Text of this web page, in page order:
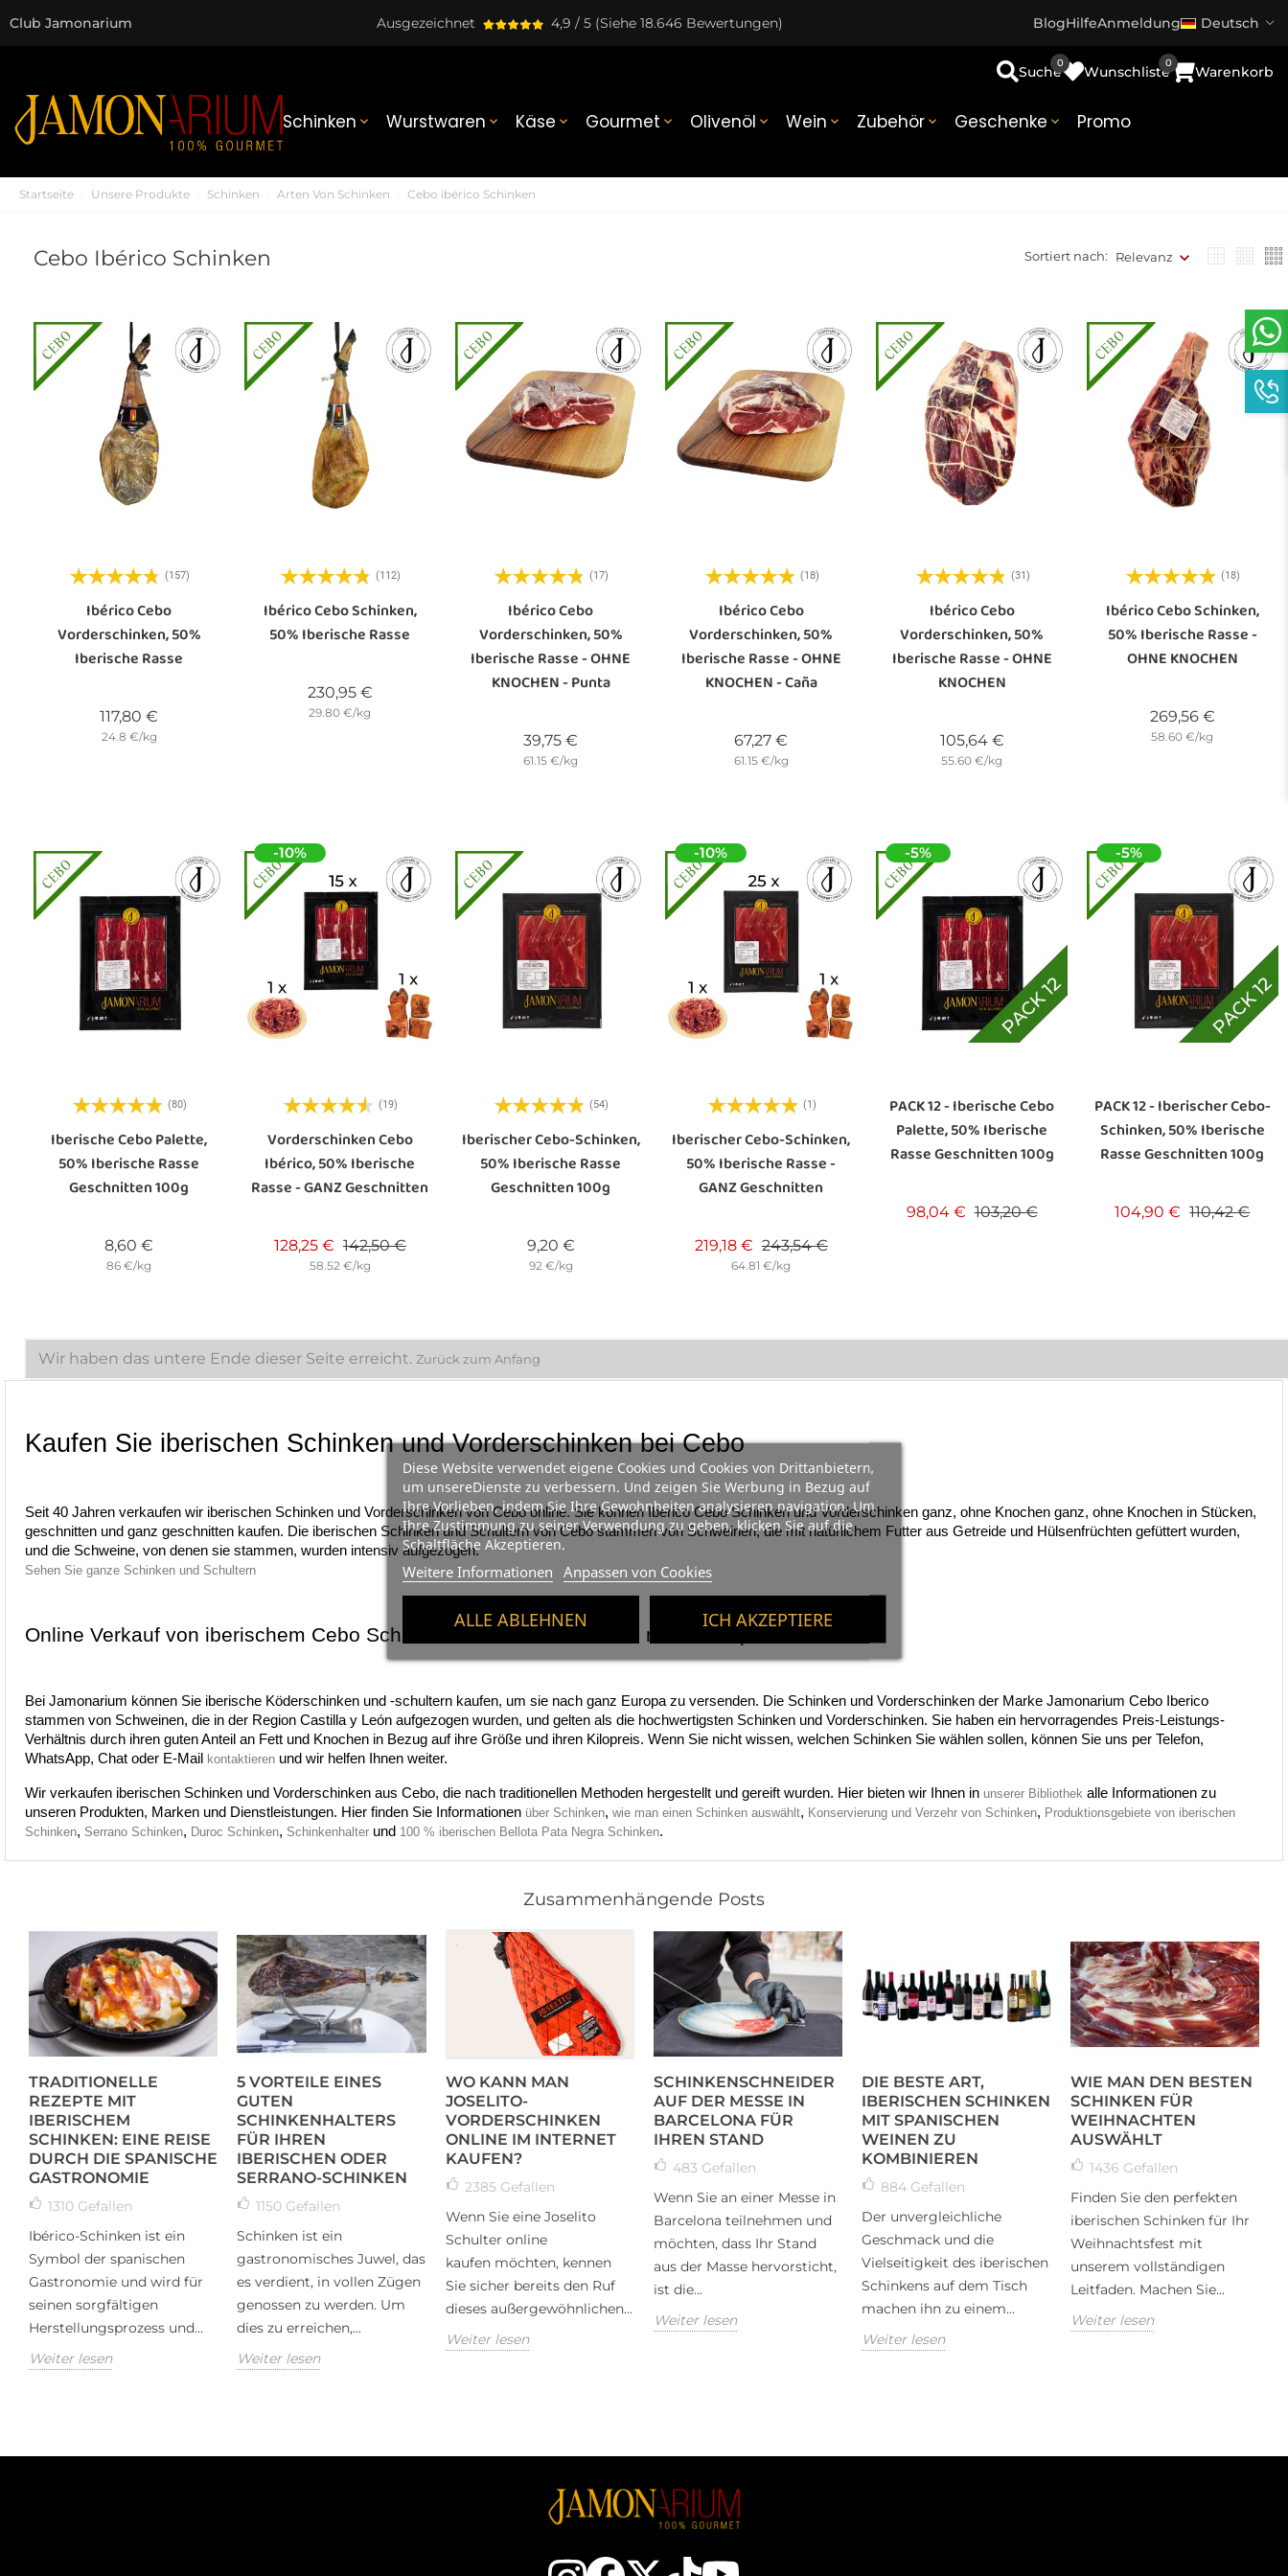
Diese Website verwendet eigene Cookies und Cookies von Drittanbietern,
um unsereDienste zu verbessern. Und zeigen Sie Werbung in Bezug auf
Ihre Vorlieben, indem Sie Ihre Gewohnheiten analysieren navigation. Um
Ihre Zustimmung zu seiner Verwendung zu geben, klicken Sie auf die
Schaltfläche Akzeptieren.
Weitere Informationen Anpassen von Cookies
ALLE ABLEHNEN ICH AKZEPTIERE
Club Jamonarium Ausgezeichnet 4,9 / 5 (Siehe 18.646 Bewertungen) BlogHilfeAnmeldung Deutsch
Schinken  Wurstwaren  Käse  Gourmet  Olivenöl  Wein  Zubehör  Geschenke  Promo
Suche Wunschliste
0
Warenkorb
0
Startseite Unsere Produkte Schinken Arten Von Schinken Cebo ibérico Schinken
Cebo Ibérico Schinken Sortiert nach: Relevanz
(157)
Ibérico Cebo
Vorderschinken, 50%
Iberische Rasse
117,80 €
24.8 €/kg
(112)
Ibérico Cebo Schinken,
50% Iberische Rasse
230,95 €Preis
29.80 €/kg
(17)
Ibérico Cebo
Vorderschinken, 50%
Iberische Rasse - OHNE
KNOCHEN - Punta
39,75 €
61.15 €/kg
(18)
Ibérico Cebo
Vorderschinken, 50%
Iberische Rasse - OHNE
KNOCHEN - Caña
67,27 €
61.15 €/kg
(31)
Ibérico Cebo
Vorderschinken, 50%
Iberische Rasse - OHNE
KNOCHEN
105,64 €Preis
55.60 €/kg
(18)
Ibérico Cebo Schinken,
50% Iberische Rasse -
OHNE KNOCHEN
269,56 €Preis
58.60 €/kg
(80)
Iberische Cebo Palette,
50% Iberische Rasse
Geschnitten 100g
8,60 €
86 €/kg
-10%
(19)
Vorderschinken Cebo
Ibérico, 50% Iberische
Rasse - GANZ Geschnitten
128,25 € Verkaufspreis
142,50 €Preis
58.52 €/kg
(54)
Iberischer Cebo-Schinken,
50% Iberische Rasse
Geschnitten 100g
9,20 €Preis
92 €/kg
-10%
(1)
Iberischer Cebo-Schinken,
50% Iberische Rasse -
GANZ Geschnitten
219,18 € Verkaufspreis
243,54 €Preis
64.81 €/kg
-5%
PACK 12 - Iberische Cebo
Palette, 50% Iberische
Rasse Geschnitten 100g
98,04 € Verkaufspreis
103,20 €Preis
-5%
PACK 12 - Iberischer Cebo-
Schinken, 50% Iberische
Rasse Geschnitten 100g
104,90 € Verkaufspreis
110,42 €Preis
Wir haben das untere Ende dieser Seite erreicht. Zurück zum Anfang
Kaufen Sie iberischen Schinken und Vorderschinken bei Cebo
Seit 40 Jahren verkaufen wir iberischen Schinken und Vorderschinken von Cebo online. Sie können Iberico Cebo Schinken und Vorderschinken ganz, ohne Knochen ganz, ohne Knochen in Stücken,
geschnitten und ganz geschnitten kaufen. Die iberischen Schinken und Schultern von Cebo stammen von Schweinen, die mit natürlichem Futter aus Getreide und Hülsenfrüchten gefüttert wurden,
und die Schweine, von denen sie stammen, wurden intensiv aufgezogen.
Sehen Sie ganze Schinken und Schultern
Online Verkauf von iberischem Cebo Schinken und Vorderschinken nach Europa
Bei Jamonarium können Sie iberische Köderschinken und -schultern kaufen, um sie nach ganz Europa zu versenden. Die Schinken und Vorderschinken der Marke Jamonarium Cebo Iberico
stammen von Schweinen, die in der Region Castilla y León aufgezogen wurden, und gelten als die hochwertigsten Schinken und Vorderschinken. Sie haben ein hervorragendes Preis-Leistungs-
Verhältnis durch ihren guten Anteil an Fett und Knochen in Bezug auf ihre Größe und ihren Kilopreis. Wenn Sie nicht wissen, welchen Schinken Sie wählen sollen, können Sie uns per Telefon,
WhatsApp, Chat oder E-Mail kontaktieren und wir helfen Ihnen weiter.
Wir verkaufen iberischen Schinken und Vorderschinken aus Cebo, die nach traditionellen Methoden hergestellt und gereift wurden. Hier bieten wir Ihnen in unserer Bibliothek alle Informationen zu
unseren Produkten, Marken und Dienstleistungen. Hier finden Sie Informationen über Schinken, wie man einen Schinken auswählt, Konservierung und Verzehr von Schinken, Produktionsgebiete von iberischen
Schinken, Serrano Schinken, Duroc Schinken, Schinkenhalter und 100 % iberischen Bellota Pata Negra Schinken.
Zusammenhängende Posts
TRADITIONELLE
REZEPTE MIT
IBERISCHEM
SCHINKEN: EINE REISE
DURCH DIE SPANISCHE
GASTRONOMIE
1310 Gefallen
Ibérico-Schinken ist ein
Symbol der spanischen
Gastronomie und wird für
seinen sorgfältigen
Herstellungsprozess und...
Weiter lesen
5 VORTEILE EINES
GUTEN
SCHINKENHALTERS
FÜR IHREN
IBERISCHEN ODER
SERRANO-SCHINKEN
1150 Gefallen
Schinken ist ein
gastronomisches Juwel, das
es verdient, in vollen Zügen
genossen zu werden. Um
dies zu erreichen,...
Weiter lesen
WO KANN MAN
JOSELITO-
VORDERSCHINKEN
ONLINE IM INTERNET
KAUFEN?
2385 Gefallen
Wenn Sie eine Joselito
Schulter online
kaufen möchten, kennen
Sie sicher bereits den Ruf
dieses außergewöhnlichen...
Weiter lesen
SCHINKENSCHNEIDER
AUF DER MESSE IN
BARCELONA FÜR
IHREN STAND
483 Gefallen
Wenn Sie an einer Messe in
Barcelona teilnehmen und
möchten, dass Ihr Stand
aus der Masse hervorsticht,
ist die...
Weiter lesen
DIE BESTE ART,
IBERISCHEN SCHINKEN
MIT SPANISCHEN
WEINEN ZU
KOMBINIEREN
884 Gefallen
Der unvergleichliche
Geschmack und die
Vielseitigkeit des iberischen
Schinkens auf dem Tisch
machen ihn zu einem...
Weiter lesen
WIE MAN DEN BESTEN
SCHINKEN FÜR
WEIHNACHTEN
AUSWÄHLT
1436 Gefallen
Finden Sie den perfekten
iberischen Schinken für Ihr
Weihnachtsfest mit
unserem vollständigen
Leitfaden. Machen Sie...
Weiter lesen